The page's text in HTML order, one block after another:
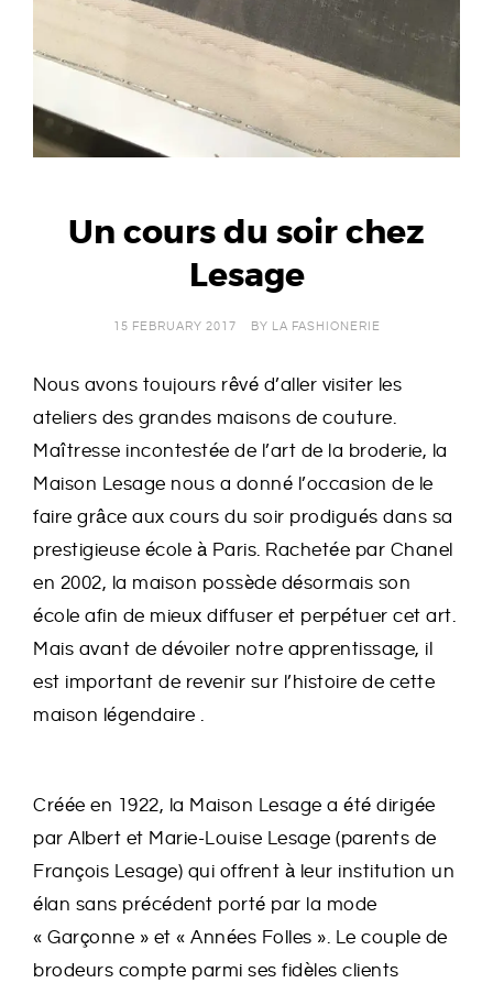
R
I
Un cours du soir chez
Lesage
15 FEBRUARY 2017 BY LA FASHIONERIE
Nous avons toujours rêvé d’aller visiter les
ateliers des grandes maisons de couture.
Maîtresse incontestée de l’art de la broderie, la
Maison Lesage nous a donné l’occasion de le
faire grâce aux cours du soir prodigués dans sa
prestigieuse école à Paris. Rachetée par Chanel
en 2002, la maison possède désormais son
école afin de mieux diffuser et perpétuer cet art.
Mais avant de dévoiler notre apprentissage, il
est important de revenir sur l’histoire de cette
maison légendaire .
Créée en 1922, la Maison Lesage a été dirigée
par Albert et Marie-Louise Lesage (parents de
François Lesage) qui offrent à leur institution un
élan sans précédent porté par la mode
« Garçonne » et « Années Folles ». Le couple de
brodeurs compte parmi ses fidèles clients